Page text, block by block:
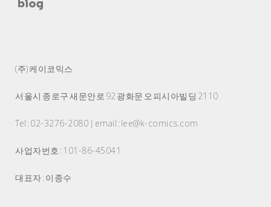
(주) 케이코믹스
서울시 종로구 새문안로 92 광화문 오피시아빌딩 2110
Tel : 02-3276-2080 | email : lee@k-comics.com
사업자번호 : 101-86-45041
대표자 : 이종수